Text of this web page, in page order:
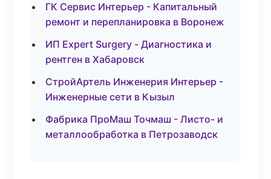
ГК Сервис Интерьер - Капитальный
ремонт и перепланировка в Воронеж
ИП Expert Surgery - Диагностика и
рентген в Хабаровск
СтройАртель Инженерия Интерьер -
Инженерные сети в Кызыл
Фабрика ПроМаш Точмаш - Листо- и
металлообработка в Петрозаводск